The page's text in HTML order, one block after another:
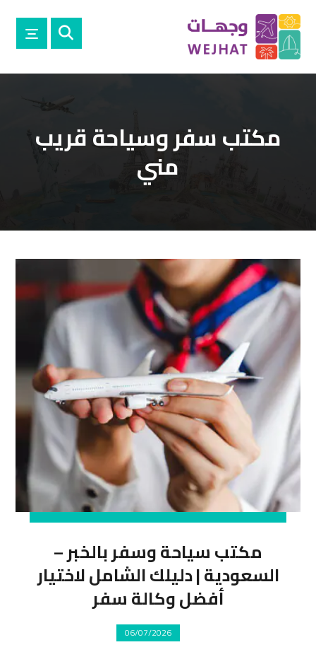
مكتب سفر وسياحة قريب
مني
مكتب سياحة وسفر بالخبر –
السعودية | دليلك الشامل لاختيار
أفضل وكالة سفر
06/07/2026